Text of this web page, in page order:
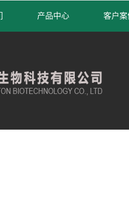
产品中心 客户案